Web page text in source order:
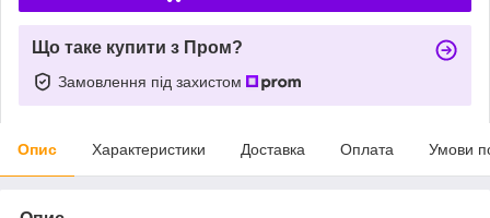
Що таке купити з Пром?
Замовлення під захистом
Опис Характеристики Доставка Оплата Умови